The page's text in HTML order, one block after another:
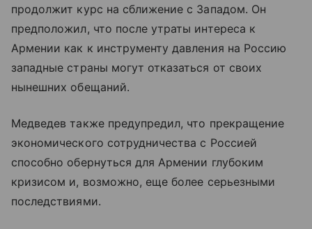
продолжит курс на сближение с Западом. Он
предположил, что после утраты интереса к
Армении как к инструменту давления на Россию
западные страны могут отказаться от своих
нынешних обещаний.
Медведев также предупредил, что прекращение
экономического сотрудничества с Россией
способно обернуться для Армении глубоким
кризисом и, возможно, еще более серьезными
последствиями.